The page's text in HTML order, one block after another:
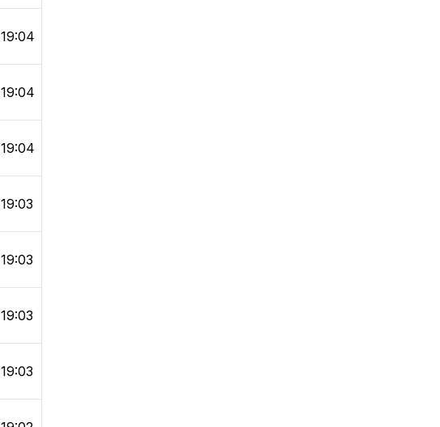
19:04
19:04
19:04
19:03
19:03
19:03
19:03